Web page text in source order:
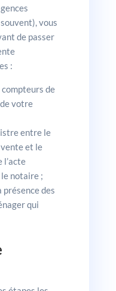
vous
de passer
:
de
de votre
entre le
et le
l’acte
notaire ;
des
qui